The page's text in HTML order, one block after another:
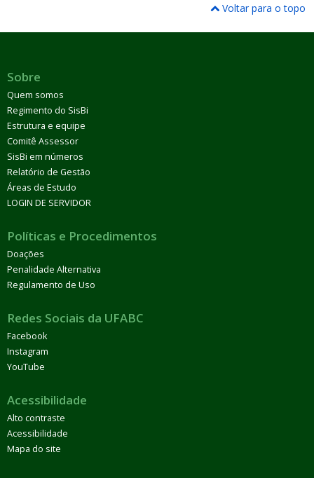
Voltar para o topo
Sobre
Quem somos
Regimento do SisBi
Estrutura e equipe
Comitê Assessor
SisBi em números
Relatório de Gestão
Áreas de Estudo
LOGIN DE SERVIDOR
Políticas e Procedimentos
Doações
Penalidade Alternativa
Regulamento de Uso
Redes Sociais da UFABC
Facebook
Instagram
YouTube
Acessibilidade
Alto contraste
Acessibilidade
Mapa do site